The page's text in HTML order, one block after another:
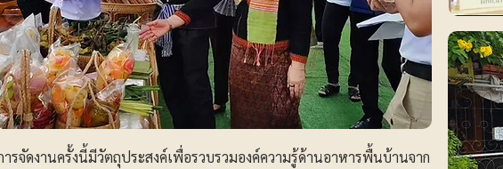
ารจัดงานครั้งนี้มีวัตถุประสงค์เพื่อรวบรวมองค์ความรู้ด้านอาหารพื้นบ้านจาก